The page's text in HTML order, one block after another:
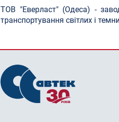
ТОВ "Еверласт" (Одеса) -
транспортування світлих і